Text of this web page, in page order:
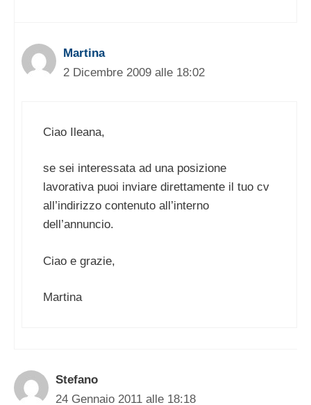
Martina
2 Dicembre 2009 alle 18:02
Ciao Ileana,
se sei interessata ad una posizione
lavorativa puoi inviare direttamente il tuo cv
all’indirizzo contenuto all’interno
dell’annuncio.
Ciao e grazie,
Martina
Stefano
24 Gennaio 2011 alle 18:18